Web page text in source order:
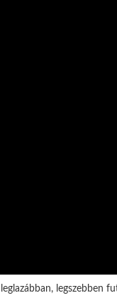
legszebben